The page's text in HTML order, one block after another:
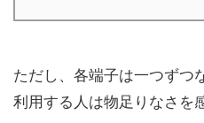
ただし、各端子は一つずつ
利用する人は物足りなさを